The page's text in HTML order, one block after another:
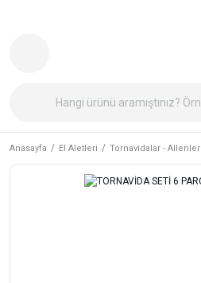
Anasayfa El Aletleri Tornavidalar - Allenler